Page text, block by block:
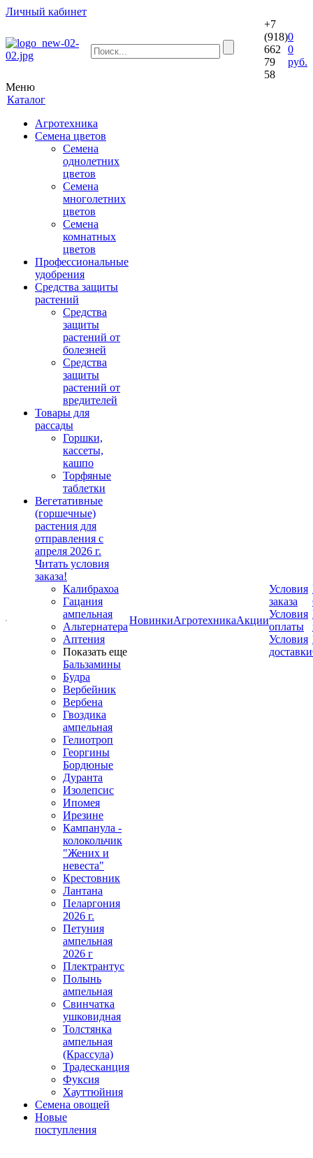
Личный кабинет
+7
(918)
662
79
58
0
0
руб.
Меню
Каталог
Агротехника
Семена цветов
Семена
однолетних
цветов
Семена
многолетних
цветов
Семена
комнатных
цветов
Профессиональные
удобрения
Средства защиты
растений
Средства
защиты
растений от
болезней
Средства
защиты
растений от
вредителей
Товары для
рассады
Горшки,
кассеты,
кашпо
Торфяные
таблетки
Вегетативные
(горшечные)
растения для
отправления с
апреля 2026 г.
Читать условия
заказа!
Калибрахоа
Гацания
ампельная
Альтернатера
Аптения
Показать еще
Бальзамины
Будра
Вербейник
Вербена
Гвоздика
ампельная
Гелиотроп
Георгины
Бордюные
Дуранта
Изолепсис
Ипомея
Ирезине
Кампанула -
колокольчик
"Жених и
невеста"
Крестовник
Лантана
Пеларгония
2026 г.
Петуния
ампельная
2026 г
Плектрантус
Полынь
ампельная
Свинчатка
ушковидная
Толстянка
ампельная
(Крассула)
Традесканция
Фуксия
Хауттюйния
Семена овощей
Новые
поступления
НовинкиАгротехникаАкции
Условия
заказа
Условия
оплаты
Условия
доставки